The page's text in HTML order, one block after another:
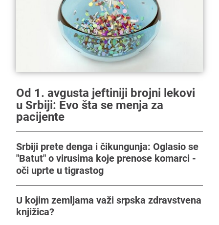
Od 1. avgusta jeftiniji brojni lekovi
u Srbiji: Evo šta se menja za
pacijente
Srbiji prete denga i čikungunja: Oglasio se
"Batut" o virusima koje prenose komarci -
oči uprte u tigrastog
U kojim zemljama važi srpska zdravstvena
knjižica?